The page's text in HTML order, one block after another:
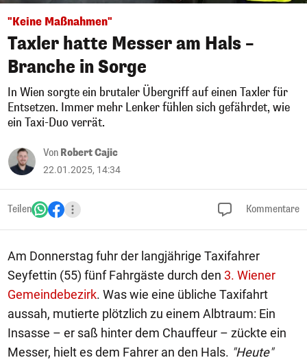
"Keine Maßnahmen"
Taxler hatte Messer am Hals –
Branche in Sorge
In Wien sorgte ein brutaler Übergriff auf einen Taxler für
Entsetzen. Immer mehr Lenker fühlen sich gefährdet, wie
ein Taxi-Duo verrät.
Von Robert Cajic
22.01.2025, 14:34
Teilen Kommentare
Am Donnerstag fuhr der langjährige Taxifahrer
Seyfettin (55) fünf Fahrgäste durch den 3. Wiener
Gemeindebezirk. Was wie eine übliche Taxifahrt
aussah, mutierte plötzlich zu einem Albtraum: Ein
Insasse – er saß hinter dem Chauffeur – zückte ein
Messer, hielt es dem Fahrer an den Hals. "Heute"